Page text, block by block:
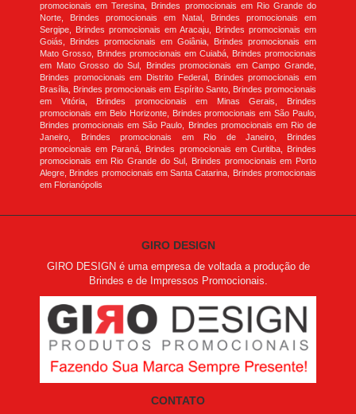
promocionais em Teresina, Brindes promocionais em Rio Grande do
Norte, Brindes promocionais em Natal, Brindes promocionais em
Sergipe, Brindes promocionais em Aracaju, Brindes promocionais em
Goiás, Brindes promocionais em Goiânia, Brindes promocionais em
Mato Grosso, Brindes promocionais em Cuiabá, Brindes promocionais
em Mato Grosso do Sul, Brindes promocionais em Campo Grande,
Brindes promocionais em Distrito Federal, Brindes promocionais em
Brasília, Brindes promocionais em Espírito Santo, Brindes promocionais
em Vitória, Brindes promocionais em Minas Gerais, Brindes
promocionais em Belo Horizonte, Brindes promocionais em São Paulo,
Brindes promocionais em São Paulo, Brindes promocionais em Rio de
Janeiro, Brindes promocionais em Rio de Janeiro, Brindes
promocionais em Paraná, Brindes promocionais em Curitiba, Brindes
promocionais em Rio Grande do Sul, Brindes promocionais em Porto
Alegre, Brindes promocionais em Santa Catarina, Brindes promocionais
em Florianópolis
GIRO DESIGN
GIRO DESIGN é uma empresa de voltada a produção de
Brindes e de Impressos Promocionais.
CONTATO